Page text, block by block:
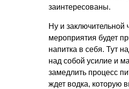
заинтересованы.
Ну и заключительной
мероприятия будет
напитка в себя. Тут
над собой усилие и
замедлить процесс
ждет водка, которую